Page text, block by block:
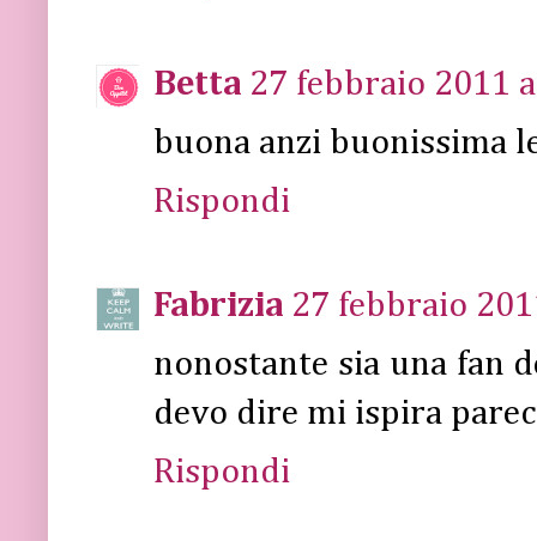
Betta 27 febbraio 2011
buona anzi buonissima
Rispondi
Fabrizia 27 febbraio
nonostante sia una fan
devo dire mi ispira
Rispondi